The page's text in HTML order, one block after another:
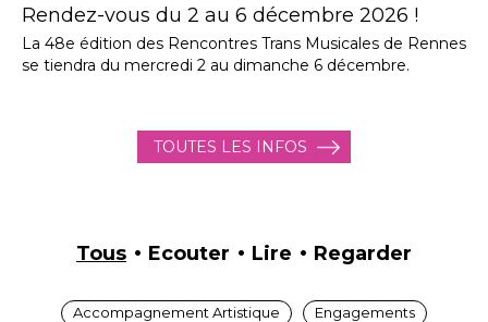
Rendez-vous du 2 au 6 décembre 2026 !
La 48e édition des Rencontres Trans Musicales de Rennes
se tiendra du mercredi 2 au dimanche 6 décembre.
TOUTES LES INFOS
Tous Ecouter Lire Regarder
Accompagnement Artistique Engagements